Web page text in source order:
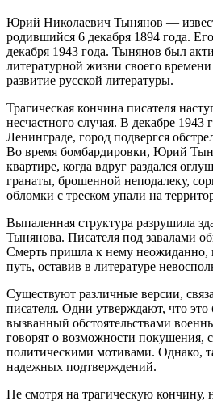
Юрий Николаевич Тынянов —
родившийся 6 декабря 1894 года.
декабря 1943 года. Тынянов был
литературной жизни своего
развитие русской литературы.
Трагическая кончина писателя
несчастного случая. В декабре
Ленинграде, город подвергся
Во время бомбардировки, Юрий
квартире, когда вдруг раздался
гранаты, брошенной неподалеку,
обломки с треском упали на
Выпаленная структура разрушила
Тынянова. Писателя под завалами
Смерть пришла к нему неожиданно,
путь, оставив в литературе
Существуют различные версии,
писателя. Одни утверждают, что
вызванный обстоятельствами
говорят о возможности покушения,
политическими мотивами. Однако,
надежных подтверждений.
Не смотря на трагическую